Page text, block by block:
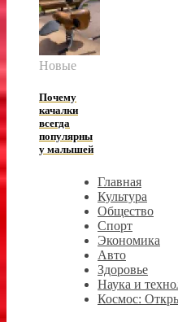
Новые
Почему
качалки
всегда
популярны
у малышей
Главная
Культура
Общество
Спорт
Экономика
Авто
Здоровье
Наука и
Космос: